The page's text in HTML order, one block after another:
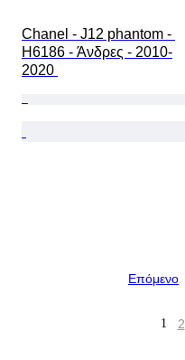
Chanel - J12 phantom -
H6186 - Άνδρες - 2010-
2020
Επόμενο
1 2